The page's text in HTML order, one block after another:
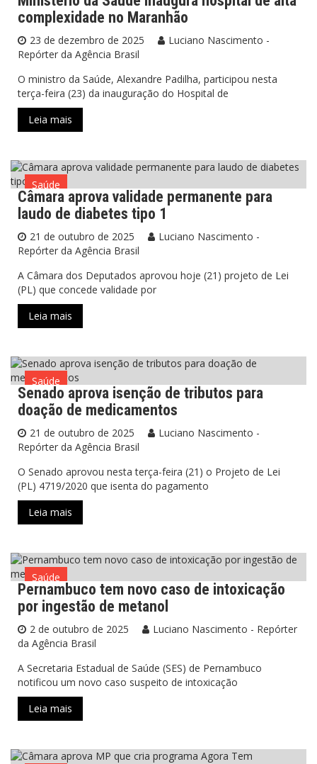
complexidade no Maranhão
23 de dezembro de 2025
Luciano Nascimento -
Repórter da Agência Brasil
O ministro da Saúde, Alexandre Padilha, participou nesta
terça-feira (23) da inauguração do Hospital de
Leia mais
Saúde
Câmara aprova validade permanente para
laudo de diabetes tipo 1
21 de outubro de 2025
Luciano Nascimento -
Repórter da Agência Brasil
A Câmara dos Deputados aprovou hoje (21) projeto de Lei
(PL) que concede validade por
Leia mais
Saúde
Senado aprova isenção de tributos para
doação de medicamentos
21 de outubro de 2025
Luciano Nascimento -
Repórter da Agência Brasil
O Senado aprovou nesta terça-feira (21) o Projeto de Lei
(PL) 4719/2020 que isenta do pagamento
Leia mais
Saúde
Pernambuco tem novo caso de intoxicação
por ingestão de metanol
2 de outubro de 2025
Luciano Nascimento - Repórter
da Agência Brasil
A Secretaria Estadual de Saúde (SES) de Pernambuco
notificou um novo caso suspeito de intoxicação
Leia mais